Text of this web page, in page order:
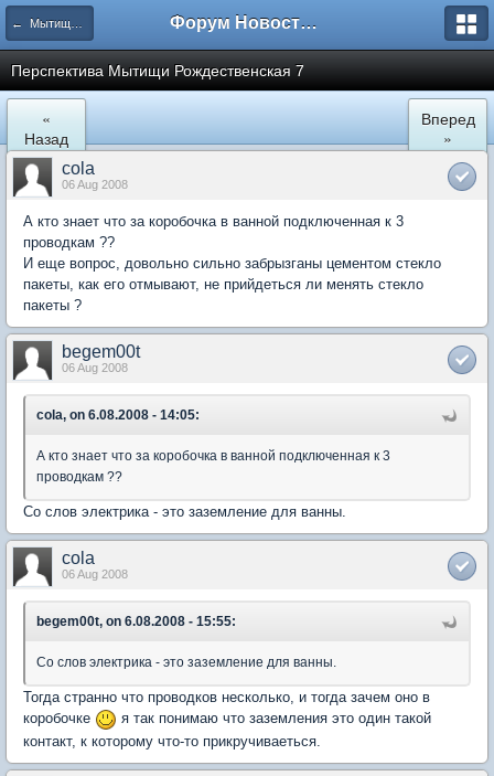
← Мытищи, Рождественская 7 Форум Новостройки
Перспектива Мытищи Рождественская 7
«
Назад
Вперед
»
cola
06 Aug 2008
А кто знает что за коробочка в ванной подключенная к 3
проводкам ??
И еще вопрос, довольно сильно забрызганы цементом стекло
пакеты, как его отмывают, не прийдеться ли менять стекло
пакеты ?
begem00t
06 Aug 2008
cola, on 6.08.2008 - 14:05:
А кто знает что за коробочка в ванной подключенная к 3
проводкам ??
Со слов электрика - это заземление для ванны.
cola
06 Aug 2008
begem00t, on 6.08.2008 - 15:55:
Со слов электрика - это заземление для ванны.
Тогда странно что проводков несколько, и тогда зачем оно в
коробочке
я так понимаю что заземления это один такой
контакт, к которому что-то прикручиваеться.